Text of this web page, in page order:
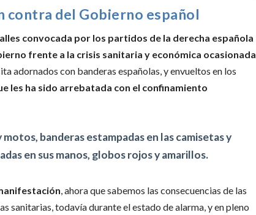
contra del Gobierno español
convocada por los partidos de la derecha española
frente a la crisis sanitaria y económica ocasionada
adornados con banderas españolas, y envueltos en los
les ha sido arrebatada con el confinamiento
banderas estampadas en las camisetas y
en sus manos, globos rojos y amarillos.
, ahora que sabemos las consecuencias de las
sanitarias, todavía durante el estado de alarma, y en pleno